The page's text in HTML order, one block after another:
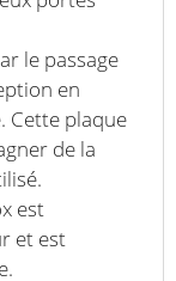
le passage
en
Cette plaque
de la
est
et est